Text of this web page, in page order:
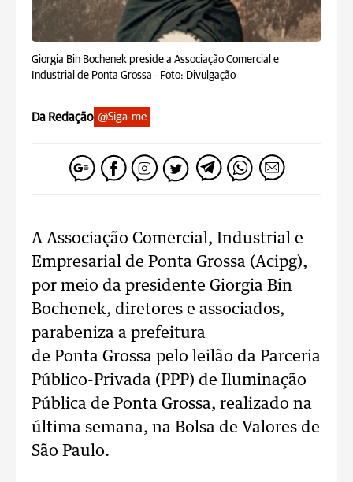
Giorgia Bin Bochenek preside a Associação Comercial e
Industrial de Ponta Grossa - Foto: Divulgação
Da Redação @Siga-me
A Associação Comercial, Industrial e
Empresarial de Ponta Grossa (Acipg),
por meio da presidente Giorgia Bin
Bochenek, diretores e associados,
parabeniza a prefeitura
de Ponta Grossa pelo leilão da Parceria
Público-Privada (PPP) de Iluminação
Pública de Ponta Grossa, realizado na
última semana, na Bolsa de Valores de
São Paulo.